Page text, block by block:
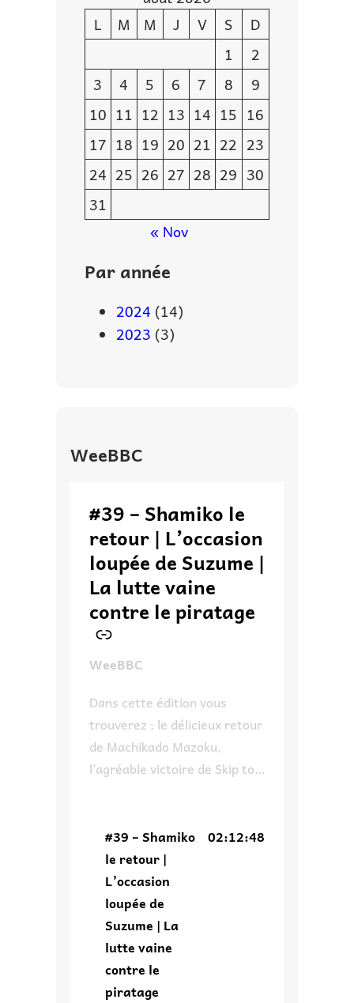
L
M M J V S
D
1
2
3
4 5 6 7 8
9
10 11 12 13 14 15 16
17 18 19 20 21 22 23
24 25 26 27 28 29 30
31
« Nov
Par année
2024 (14)
2023 (3)
WeeBBC
#39 – Shamiko le
retour | L’occasion
loupée de Suzume |
La lutte vaine
contre le piratage
–
WeeBBC
Dans cette édition vous
trouverez : le délicieux retour
de Machikado Mazoku,
l’agréable victoire de Skip to
recommandera pas un des
invités de Japan Expo,
comment Suzume aurait pu
avoir une autre tournure et
enfin on parle du piratage ce
fléau de l’industrie qui fait
dire un […]
#39 – Shamiko
le retour |
L’occasion
loupée de
Suzume | La
lutte vaine
contre le
piratage
02:12:48